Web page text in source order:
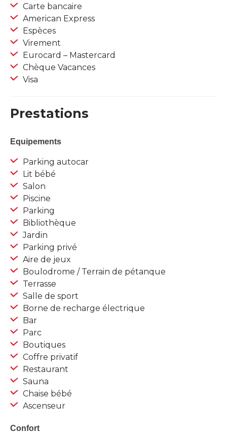
Carte bancaire
American Express
Espèces
Virement
Eurocard – Mastercard
Chèque Vacances
Visa
Prestations
Equipements
Parking autocar
Lit bébé
Salon
Piscine
Parking
Bibliothèque
Jardin
Parking privé
Aire de jeux
Boulodrome / Terrain de pétanque
Terrasse
Salle de sport
Borne de recharge électrique
Bar
Parc
Boutiques
Coffre privatif
Restaurant
Sauna
Chaise bébé
Ascenseur
Confort